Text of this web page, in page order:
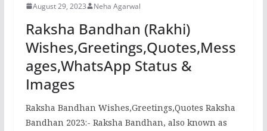
August 29, 2023 Neha Agarwal
Raksha Bandhan (Rakhi)
Wishes,Greetings,Quotes,Mess
ages,WhatsApp Status &
Images
Raksha Bandhan Wishes,Greetings,Quotes Raksha
Bandhan 2023:- Raksha Bandhan, also known as